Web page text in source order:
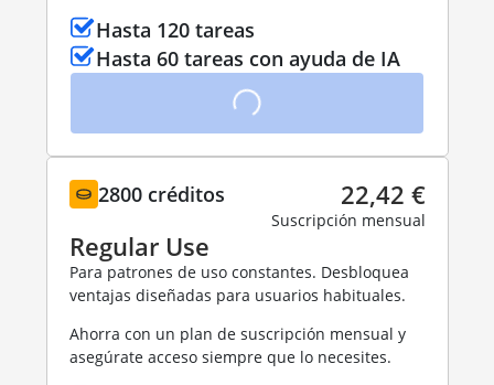
Hasta 120 tareas
Hasta 60 tareas con ayuda de IA
2800 créditos 22,42 €
Suscripción mensual
Regular Use
Para patrones de uso constantes. Desbloquea
ventajas diseñadas para usuarios habituales.
Ahorra con un plan de suscripción mensual y
asegúrate acceso siempre que lo necesites.